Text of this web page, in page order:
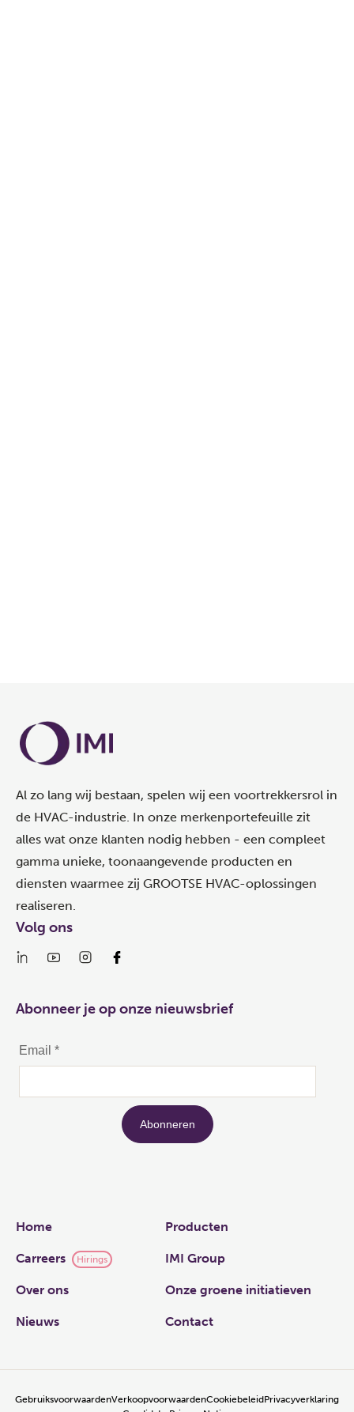
Al zo lang wij bestaan, spelen wij een voortrekkersrol in
de HVAC-industrie. In onze merkenportefeuille zit
alles wat onze klanten nodig hebben - een compleet
gamma unieke, toonaangevende producten en
diensten waarmee zij GROOTSE HVAC-oplossingen
realiseren.
Links
Home Producten
Carreers Hirings IMI Group
Over ons Onze groene initiatieven
Nieuws Contact
Volg ons
Abonneer je op onze nieuwsbrief
GebruiksvoorwaardenVerkoopvoorwaardenCookiebeleidPrivacyverklaring